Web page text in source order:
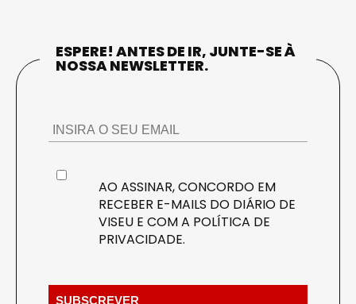
ESPERE! ANTES DE IR, JUNTE-SE À
NOSSA NEWSLETTER.
AO ASSINAR, CONCORDO EM
RECEBER E-MAILS DO DIÁRIO DE
VISEU E COM A POLÍTICA DE
PRIVACIDADE.